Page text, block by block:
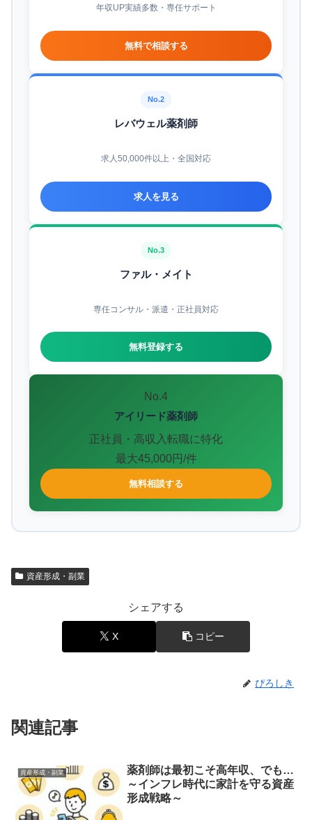
年収UP実績多数・専任サポート
無料で相談する
No.2
レバウェル薬剤師
求人50,000件以上・全国対応
求人を見る
No.3
ファル・メイト
専任コンサル・派遣・正社員対応
無料登録する
No.4
アイリード薬剤師
正社員・高収入転職に特化
最大45,000円/件
無料相談する
資産形成・副業
シェアする
X コピー
ぴろしき
関連記事
資産形成・副業
薬剤師は最初こそ高年収、でも…
～インフレ時代に家計を守る資産
形成戦略～